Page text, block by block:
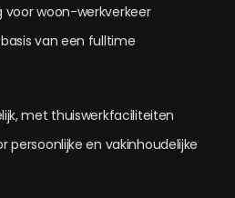
voor woon-werkverkeer
van een fulltime
met thuiswerkfaciliteiten
persoonlijke en vakinhoudelijke